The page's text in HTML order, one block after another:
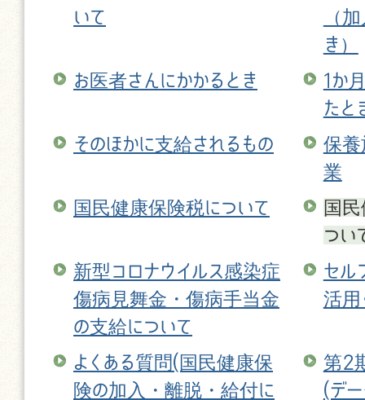
いて
（
き）
お医者さんにかかるとき
1か
たと
そのほかに支給されるもの
保養
業
国民健康保険税について
国
つい
新型コロナウイルス感染症
傷病見舞金・傷病手当金
の支給について
セル
活用
よくある質問(国民健康保
険の加入・離脱・給付に
第2
(デ